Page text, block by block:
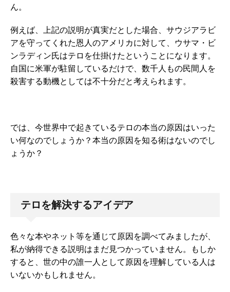
ん。
例えば、上記の説明が真実だとした場合、サウジアラビ
アを守ってくれた恩人のアメリカに対して、ウサマ・ビ
ンラディン氏はテロを仕掛けたということになります。
自国に米軍が駐留しているだけで、数千人もの民間人を
殺害する動機としては不十分だと考えられます。
では、今世界中で起きているテロの本当の原因はいった
い何なのでしょうか？本当の原因を知る術はないのでし
ょうか？
テロを解決するアイデア
色々な本やネット等を通じて原因を調べてみましたが、
私が納得できる説明はまだ見つかっていません。もしか
すると、世の中の誰一人として原因を理解している人は
いないかもしれません。